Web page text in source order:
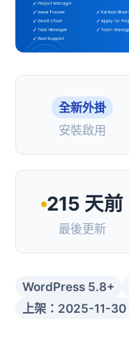
全新外掛
安裝啟用
215 天前
最後更新
WordPress 5.8+
上架：2025-11-30